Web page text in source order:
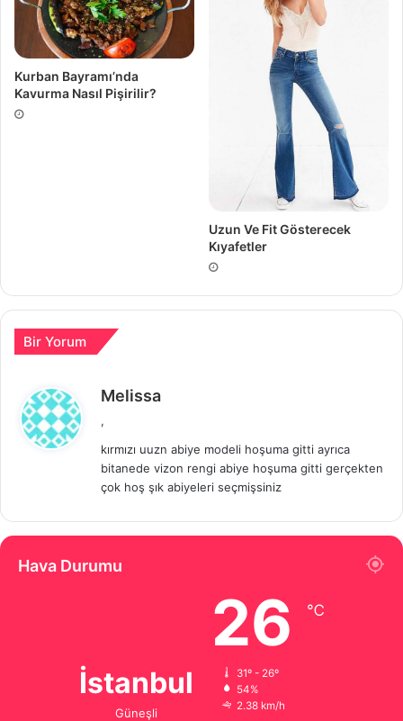
Kurban Bayramı’nda
Kavurma Nasıl Pişirilir?
Uzun Ve Fit Gösterecek
Kıyafetler
Bir Yorum
Melissa
i
k
i
,
kırmızı uuzn abiye modeli hoşuma gitti ayrıca
bitanede vizon rengi abiye hoşuma gitti gerçekten
çok hoş şık abiyeleri seçmişsiniz
Hava Durumu
İstanbul
Güneşli
26 ℃
31º - 26º
54%
2.38 km/h